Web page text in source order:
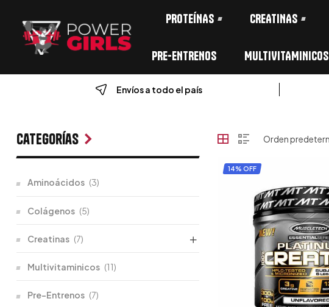
PROTEÍNAS CREATINAS
PRE-ENTRENOS MULTIVITAMINICOS
Envíos a todo el país
14% OFF
Categorías
Aminoácidos (3)
Colágenos (5)
Creatinas (7)
Multivitaminicos (11)
Pre-Entrenos (7)